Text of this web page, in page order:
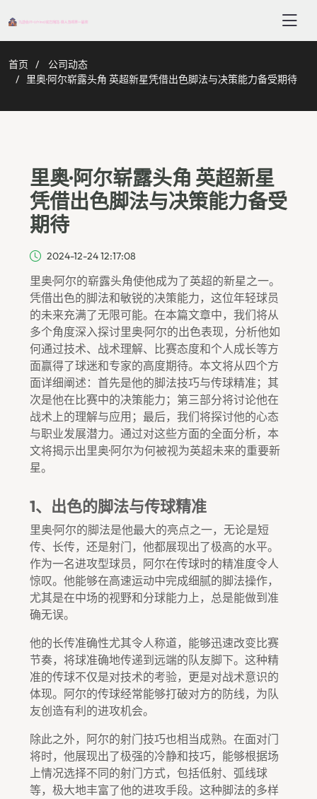
首页
公司动态
里奥·阿尔崭露头角 英超新星凭借出色脚法与决策能力备受期待
里奥·阿尔崭露头角 英超新星
凭借出色脚法与决策能力备受
期待
2024-12-24 12:17:08
里奥·阿尔的崭露头角使他成为了英超的新星之一。
凭借出色的脚法和敏锐的决策能力，这位年轻球员
的未来充满了无限可能。在本篇文章中，我们将从
多个角度深入探讨里奥·阿尔的出色表现，分析他如
何通过技术、战术理解、比赛态度和个人成长等方
面赢得了球迷和专家的高度期待。本文将从四个方
面详细阐述：首先是他的脚法技巧与传球精准；其
次是他在比赛中的决策能力；第三部分将讨论他在
战术上的理解与应用；最后，我们将探讨他的心态
与职业发展潜力。通过对这些方面的全面分析，本
文将揭示出里奥·阿尔为何被视为英超未来的重要新
星。
1、出色的脚法与传球精准
里奥·阿尔的脚法是他最大的亮点之一，无论是短
传、长传，还是射门，他都展现出了极高的水平。
作为一名进攻型球员，阿尔在传球时的精准度令人
惊叹。他能够在高速运动中完成细腻的脚法操作，
尤其是在中场的视野和分球能力上，总是能做到准
确无误。
他的长传准确性尤其令人称道，能够迅速改变比赛
节奏，将球准确地传递到远端的队友脚下。这种精
准的传球不仅是对技术的考验，更是对战术意识的
体现。阿尔的传球经常能够打破对方的防线，为队
友创造有利的进攻机会。
除此之外，阿尔的射门技巧也相当成熟。在面对门
将时，他展现出了极强的冷静和技巧，能够根据场
上情况选择不同的射门方式，包括低射、弧线球
等，极大地丰富了他的进攻手段。这种脚法的多样